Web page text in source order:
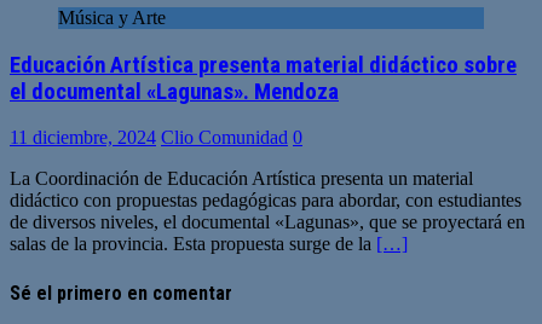
Música y Arte
Educación Artística presenta material didáctico sobre
el documental «Lagunas». Mendoza
11 diciembre, 2024 Clio Comunidad 0
La Coordinación de Educación Artística presenta un material
didáctico con propuestas pedagógicas para abordar, con estudiantes
de diversos niveles, el documental «Lagunas», que se proyectará en
salas de la provincia. Esta propuesta surge de la […]
Sé el primero en comentar